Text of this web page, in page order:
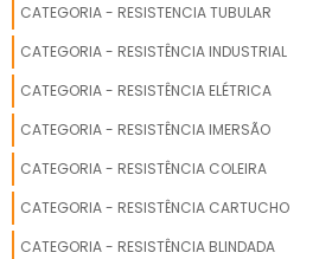
CATEGORIA - RESISTENCIA TUBULAR
CATEGORIA - RESISTÊNCIA INDUSTRIAL
CATEGORIA - RESISTÊNCIA ELÉTRICA
CATEGORIA - RESISTÊNCIA IMERSÃO
CATEGORIA - RESISTÊNCIA COLEIRA
CATEGORIA - RESISTÊNCIA CARTUCHO
CATEGORIA - RESISTÊNCIA BLINDADA